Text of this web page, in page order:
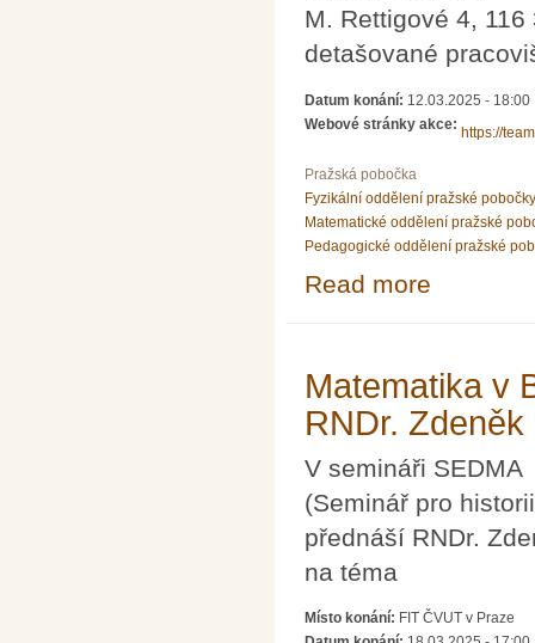
M. Rettigové 4, 116
detašované
Datum konání: 12.03.2025 - 18:00
Webové stránky akce:
https://
Pražská pobočka
Fyzikální oddělení pražské pobočky
Matematické oddělení pražské
Pedagogické oddělení pražské
Read more
Matematika v
RNDr.
V semináři SEDMA
(Seminář pro
přednáší RNDr.
na téma
Místo konání: FIT ČVUT v Praze